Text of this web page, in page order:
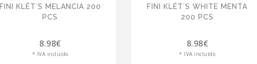
FINI KLÉT´S MELANCIA 200
PCS
8.98€
* IVA incluído
FINI KLÉT´S WHITE MENTA
200 PCS
8.98€
* IVA incluído